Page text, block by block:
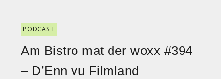
PODCAST
Am Bistro mat der woxx #394
– D’Enn vu Filmland